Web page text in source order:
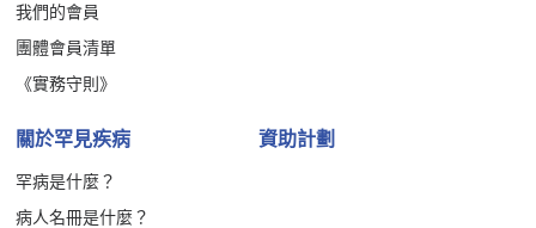
我們的會員
團體會員清單
《實務守則》
關於罕見疾病
罕病是什麼？
病人名冊是什麼？
資助計劃